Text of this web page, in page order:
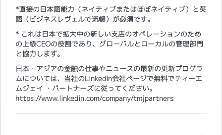
*直接の日本語能力（ネイティブまたはほぼネイティブ）と英
語（ビジネスレヴェルで流暢）が必須です。
* これは日本で拡大中の新しい支店のオペレーションのため
の上級CEOの役割であり、グローバルとローカルの管理部門
と協力します。
日本・アジアの金融の仕事やニュースの最新の更新プログラ
ムについては、当社のLinkedIn会社ページで無料でティーエ
ムジェイ ・パートナーズに従ってください。
https://www.linkedin.com/company/tmjpartners